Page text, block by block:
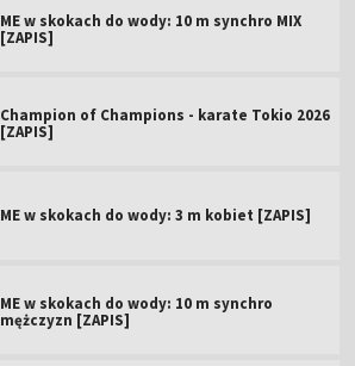
ME w skokach do wody: 10 m synchro MIX
[ZAPIS]
Champion of Champions - karate Tokio 2026
[ZAPIS]
ME w skokach do wody: 3 m kobiet [ZAPIS]
ME w skokach do wody: 10 m synchro
mężczyzn [ZAPIS]